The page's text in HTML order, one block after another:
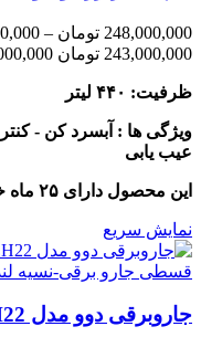
248,000,000 تومان –
243,000,000 تومان through 248,000,000 تومان
ظرفیت: ۴۴۰ لیتر
ویژگی ها : آبسرد کن -
عیب یابی
این محصول دارای ۲۵ ماه خدمات پس از فروش از همتاسرویس
نمایش سریع
جاروبرقی دوو مدل DVC-LH22